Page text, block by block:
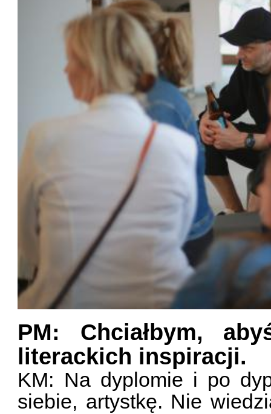
PM: Chciałbym,
literackich inspiracji.
KM: Na dyplomie i po
siebie, artystkę. Nie